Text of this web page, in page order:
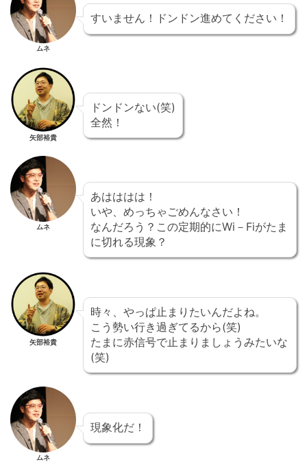
ムネ
すいません！ドンドン進めてください！
矢部裕貴
ドンドンない(笑)
全然！
ムネ
あはははは！
いや、めっちゃごめんなさい！
なんだろう？この定期的にWi－Fiがたま
に切れる現象？
矢部裕貴
時々、やっぱ止まりたいんだよね。
こう勢い行き過ぎてるから(笑)
たまに赤信号で止まりましょうみたいな
(笑)
ムネ
現象化だ！